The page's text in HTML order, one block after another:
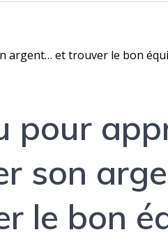
argent… et trouver le bon
pour
son
le bon